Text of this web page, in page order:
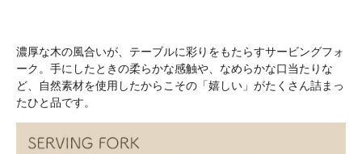
濃厚な木の風合いが、テーブルに彩りをもたらすサービングフォ
ーク。手にしたときの柔らかな感触や、なめらかな口当たりな
ど、自然素材を使用したからこその「嬉しい」がたくさん詰まっ
たひと品です。